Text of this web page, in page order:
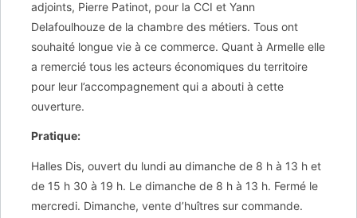
adjoints, Pierre Patinot, pour la CCI et Yann
Delafoulhouze de la chambre des métiers. Tous ont
souhaité longue vie à ce commerce. Quant à Armelle elle
a remercié tous les acteurs économiques du territoire
pour leur l’accompagnement qui a abouti à cette
ouverture.
Pratique:
Halles Dis, ouvert du lundi au dimanche de 8 h à 13 h et
de 15 h 30 à 19 h. Le dimanche de 8 h à 13 h. Fermé le
mercredi. Dimanche, vente d’huîtres sur commande.